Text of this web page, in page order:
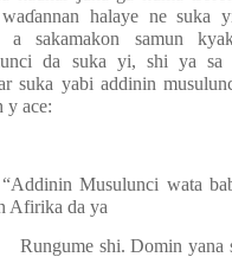
ɗannan halaye ne suka
a sakamakon samun
da suka yi, shi ya sa
suka yabi addinin
y ace:
“Addinin Musulunci wata
Afirika da ya
Rungume shi. Domin yana